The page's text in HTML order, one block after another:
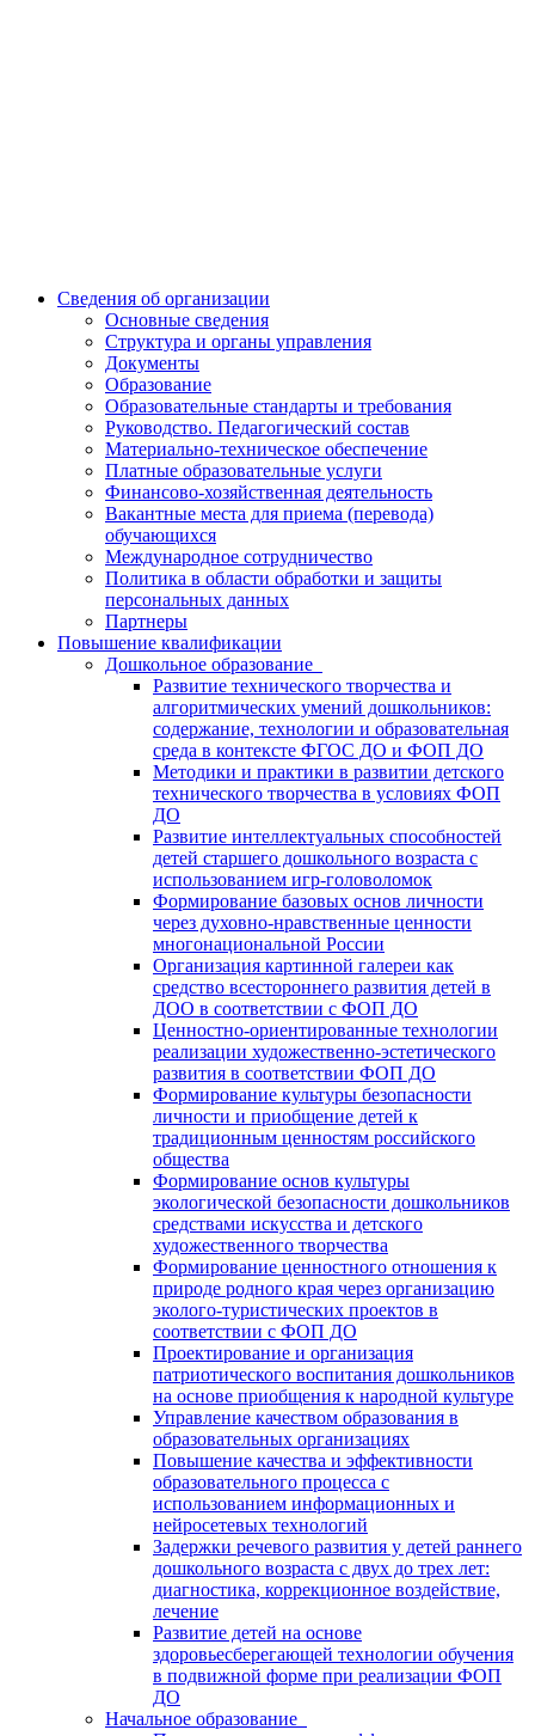
Сведения об организации
Основные сведения
Структура и органы управления
Документы
Образование
Образовательные стандарты и требования
Руководство. Педагогический состав
Материально-техническое обеспечение
Платные образовательные услуги
Финансово-хозяйственная деятельность
Вакантные места для приема (перевода)
обучающихся
Международное сотрудничество
Политика в области обработки и защиты
персональных данных
Партнеры
Повышение квалификации
Дошкольное образование
Развитие технического творчества и
алгоритмических умений дошкольников:
содержание, технологии и образовательная
среда в контексте ФГОС ДО и ФОП ДО
Методики и практики в развитии детского
технического творчества в условиях ФОП
ДО
Развитие интеллектуальных способностей
детей старшего дошкольного возраста с
использованием игр-головоломок
Формирование базовых основ личности
через духовно-нравственные ценности
многонациональной России
Организация картинной галереи как
средство всестороннего развития детей в
ДОО в соответствии с ФОП ДО
Ценностно-ориентированные технологии
реализации художественно-эстетического
развития в соответствии ФОП ДО
Формирование культуры безопасности
личности и приобщение детей к
традиционным ценностям российского
общества
Формирование основ культуры
экологической безопасности дошкольников
средствами искусства и детского
художественного творчества
Формирование ценностного отношения к
природе родного края через организацию
эколого-туристических проектов в
соответствии с ФОП ДО
Проектирование и организация
патриотического воспитания дошкольников
на основе приобщения к народной культуре
Управление качеством образования в
образовательных организациях
Повышение качества и эффективности
образовательного процесса с
использованием информационных и
нейросетевых технологий
Задержки речевого развития у детей раннего
дошкольного возраста с двух до трех лет:
диагностика, коррекционное воздействие,
лечение
Развитие детей на основе
здоровьесберегающей технологии обучения
в подвижной форме при реализации ФОП
ДО
Начальное образование